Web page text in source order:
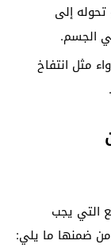
تحوله إلى
الجسم.
مثل انتفاخ
التي يجب
ضمنها ما يلي: